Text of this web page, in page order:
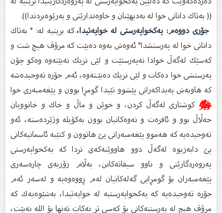
(( بەتاك دانانى خوا لە بەدیهێنان و خاوەندارێتى و بەرێوەبردندا)).
جۆرى دووەم: یەكخواپەرستى لە خوایەتیدا،كە بریتیە لە: " بەتاك
دانانى خوا لە پەرستشدا" ئەوەش بەوە دەبێت كە مرۆڤ هیچ شت و
كەسێك لەگەڵ خوادا نەپەرستێت و لێى نزیك نەبێتەوە وەكو چۆن
پەرستشى خوا دەكات و لێى نزیك دەبێـتەوە، ئەم جۆرە تەوحیدەشە
كە هاوبەش پەیداكەرانى پێشوو تێیدا گومڕا بوون و پێغەمبەرى خوا
ﷺكوشتارى لەگەڵ كردن، و خوێن و ماڵ و خاك و خانوویان
حەڵاڵ بوو و ئافرەت و نەوەكانیان بوون بەكۆیلە وژێردەستە، ئەو
تەوحیدەیە كە هەموو پێغەمبەرانى پێ هاتوون و كتێبە ئاسمانیەكانى
پێ دابەزیوە لەگەڵ دوو هاووێنەكەى تردا كە یەكخواپەرستى
پەروەردگارێتى و ناوو سیفاتەكانن، بەڵام زۆربەى چارەسەرى
پێغەمبەران بۆ گومڕایی گەلەكانیان لەم ڕووەوەیە و لەسەر ئەم
جۆرە تەوحیدەیە كە یەكخواپەرستیە لە خوایەتیدا، بەشێوەیەك كە
مرۆڤ هیچ لە پەرستنەكانى بۆ كەسی تر نەكات تەنها بۆ الله نەبێت،